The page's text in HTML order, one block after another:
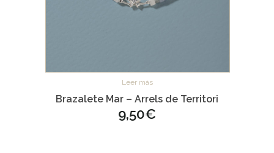
Leer más
Brazalete Mar – Arrels de Territori
9,50€